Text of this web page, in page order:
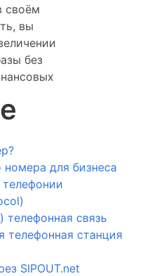
своём
вы
без
для бизнеса
телефонная связь
телефонная станция
SIPOUT.net